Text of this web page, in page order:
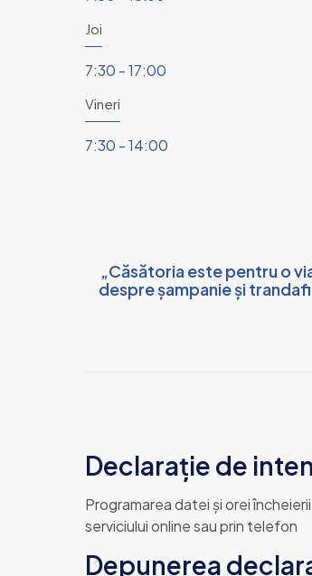
Joi
7:30 - 17:00
Vineri
7:30 - 14:00
„Căsătoria este pentru o
despre șampanie și
Declarație de
Programarea datei și orei
serviciului online sau prin telefon
Depunerea